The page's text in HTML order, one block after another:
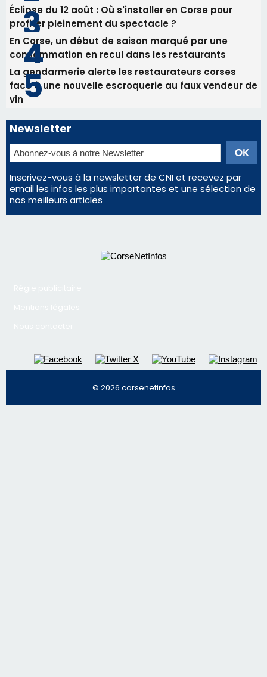
Éclipse du 12 août : Où s'installer en Corse pour
profiter pleinement du spectacle ?
En Corse, un début de saison marqué par une
consommation en recul dans les restaurants
La gendarmerie alerte les restaurateurs corses
face à une nouvelle escroquerie au faux vendeur de
vin
Newsletter
Inscrivez-vous à la newsletter de CNI et recevez par
email les infos les plus importantes et une sélection de
nos meilleurs articles
© 2026 corsenetinfos